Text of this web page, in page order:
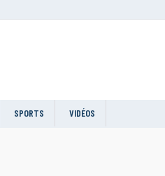
SPORTS VIDÉOS